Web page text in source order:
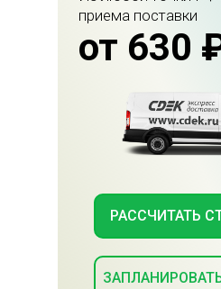
приема поставки
РАССЧИТАТЬ
от 630